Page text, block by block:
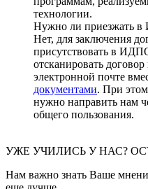
технологии.
Нужно ли приезжать в
Нет, для заключения
присутствовать в
отсканировать
электронной почте
документами. При
нужно направить нам
общего пользования.
УЖЕ УЧИЛИСЬ У НАС?
Нам важно знать Ваше